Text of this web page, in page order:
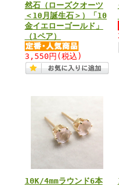
然石（ローズクオーツ
＜10月誕生石＞）「10
金イエローゴールド」
（1ペア）
3,550円 (税込)
10K/4mmラウンド6本